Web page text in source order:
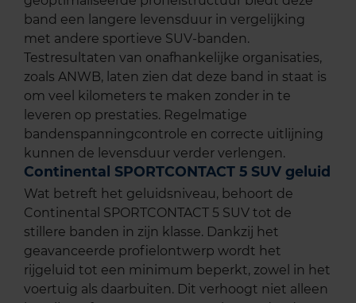
band een langere levensduur in vergelijking
met andere sportieve SUV-banden.
Testresultaten van onafhankelijke organisaties,
zoals ANWB, laten zien dat deze band in staat is
om veel kilometers te maken zonder in te
leveren op prestaties. Regelmatige
bandenspanningcontrole en correcte uitlijning
kunnen de levensduur verder verlengen.
Continental SPORTCONTACT 5 SUV geluid
Wat betreft het geluidsniveau, behoort de
Continental SPORTCONTACT 5 SUV tot de
stillere banden in zijn klasse. Dankzij het
geavanceerde profielontwerp wordt het
rijgeluid tot een minimum beperkt, zowel in het
voertuig als daarbuiten. Dit verhoogt niet alleen